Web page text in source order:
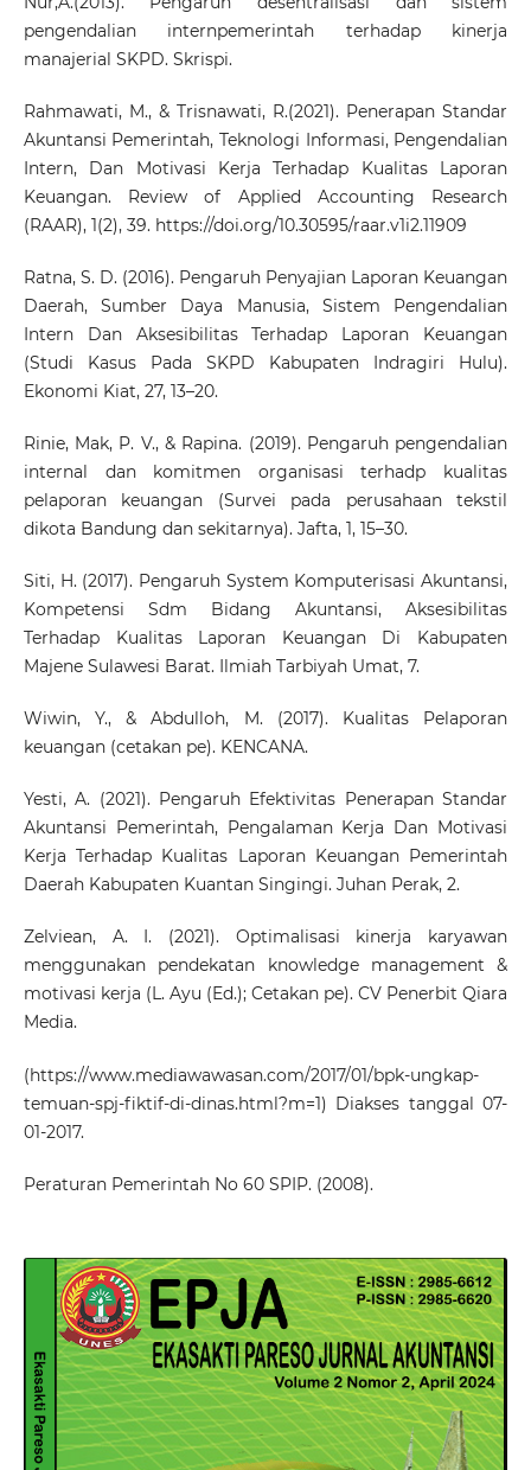
pengendalian internpemerintah terhadap kinerja
manajerial SKPD. Skrispi.
Rahmawati, M., & Trisnawati, R.(2021). Penerapan Standar
Akuntansi Pemerintah, Teknologi Informasi, Pengendalian
Intern, Dan Motivasi Kerja Terhadap Kualitas Laporan
Keuangan. Review of Applied Accounting Research
(RAAR), 1(2), 39. https://doi.org/10.30595/raar.v1i2.11909
Ratna, S. D. (2016). Pengaruh Penyajian Laporan Keuangan
Daerah, Sumber Daya Manusia, Sistem Pengendalian
Intern Dan Aksesibilitas Terhadap Laporan Keuangan
(Studi Kasus Pada SKPD Kabupaten Indragiri Hulu).
Ekonomi Kiat, 27, 13–20.
Rinie, Mak, P. V., & Rapina. (2019). Pengaruh pengendalian
internal dan komitmen organisasi terhadp kualitas
pelaporan keuangan (Survei pada perusahaan tekstil
dikota Bandung dan sekitarnya). Jafta, 1, 15–30.
Siti, H. (2017). Pengaruh System Komputerisasi Akuntansi,
Kompetensi Sdm Bidang Akuntansi, Aksesibilitas
Terhadap Kualitas Laporan Keuangan Di Kabupaten
Majene Sulawesi Barat. Ilmiah Tarbiyah Umat, 7.
Wiwin, Y., & Abdulloh, M. (2017). Kualitas Pelaporan
keuangan (cetakan pe). KENCANA.
Yesti, A. (2021). Pengaruh Efektivitas Penerapan Standar
Akuntansi Pemerintah, Pengalaman Kerja Dan Motivasi
Kerja Terhadap Kualitas Laporan Keuangan Pemerintah
Daerah Kabupaten Kuantan Singingi. Juhan Perak, 2.
Zelviean, A. I. (2021). Optimalisasi kinerja karyawan
menggunakan pendekatan knowledge management &
motivasi kerja (L. Ayu (Ed.); Cetakan pe). CV Penerbit Qiara
Media.
(https://www.mediawawasan.com/2017/01/bpk-ungkap-
temuan-spj-fiktif-di-dinas.html?m=1) Diakses tanggal 07-
01-2017.
Peraturan Pemerintah No 60 SPIP. (2008).